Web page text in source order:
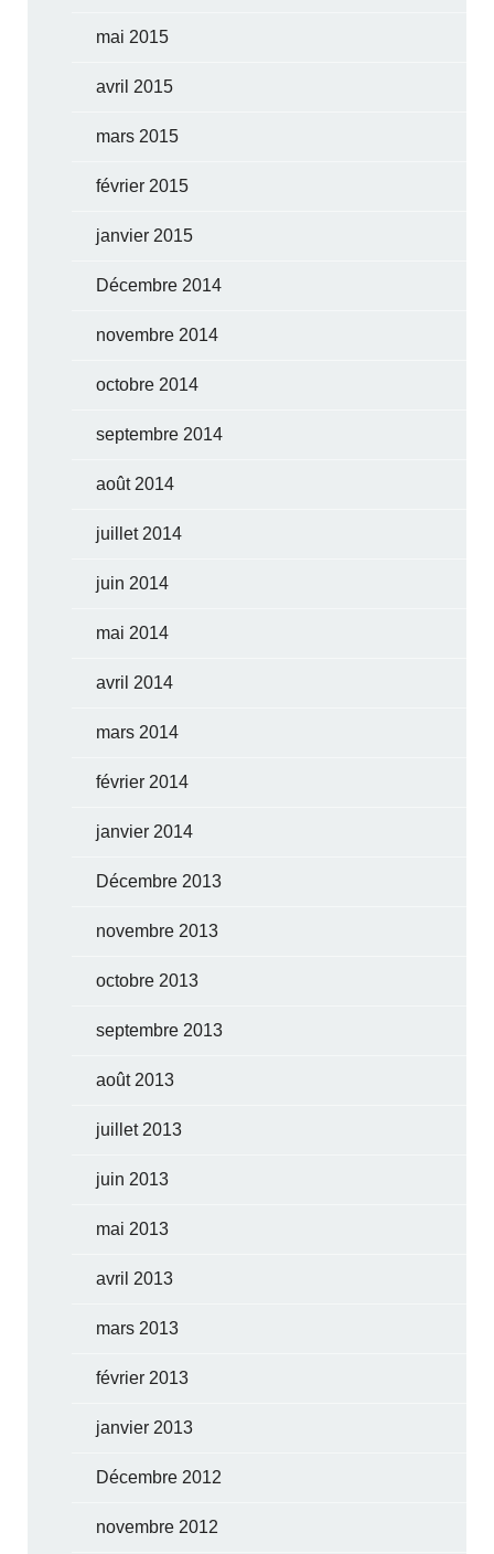
mai 2015
avril 2015
mars 2015
février 2015
janvier 2015
Décembre 2014
novembre 2014
octobre 2014
septembre 2014
août 2014
juillet 2014
juin 2014
mai 2014
avril 2014
mars 2014
février 2014
janvier 2014
Décembre 2013
novembre 2013
octobre 2013
septembre 2013
août 2013
juillet 2013
juin 2013
mai 2013
avril 2013
mars 2013
février 2013
janvier 2013
Décembre 2012
novembre 2012